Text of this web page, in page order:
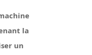
la
un